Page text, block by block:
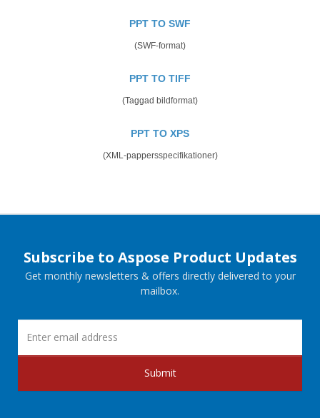
PPT TO SWF
(SWF-format)
PPT TO TIFF
(Taggad bildformat)
PPT TO XPS
(XML-pappersspecifikationer)
Subscribe to Aspose Product Updates
Get monthly newsletters & offers directly delivered to your
mailbox.
Submit